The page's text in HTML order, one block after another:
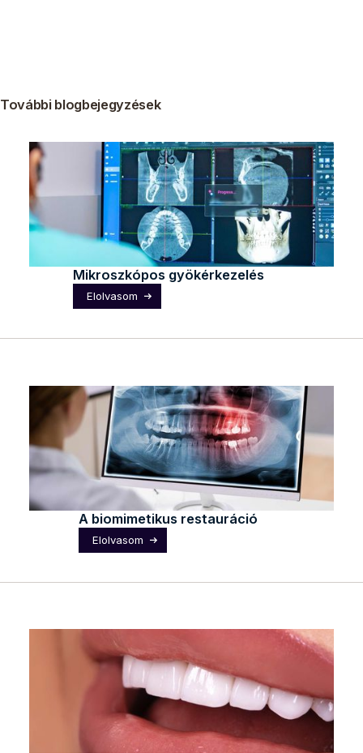
További blogbejegyzések
Mikroszkópos gyökérkezelés
Elolvasom
A biomimetikus restauráció
Elolvasom